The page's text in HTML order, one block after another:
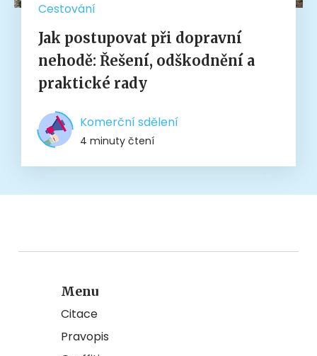
Cestování
Jak postupovat při dopravní
nehodě: Řešení, odškodnění a
praktické rady
Komerční sdělení
4 minuty čtení
Menu
Citace
Pravopis